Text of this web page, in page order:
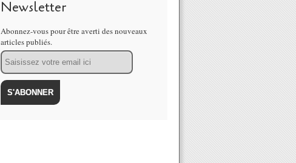
Newsletter
Abonnez-vous pour être averti des nouveaux
articles publiés.
Email